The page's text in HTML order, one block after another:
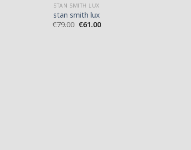
STAN SMITH LUX
stan smith lux
€79.00 €61.00